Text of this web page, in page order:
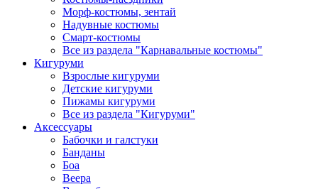
Морф-костюмы, зентай
Надувные костюмы
Смарт-костюмы
Все из раздела "Карнавальные костюмы"
Кигуруми
Взрослые кигуруми
Детские кигуруми
Пижамы кигуруми
Все из раздела "Кигуруми"
Аксессуары
Бабочки и галстуки
Банданы
Боа
Веера